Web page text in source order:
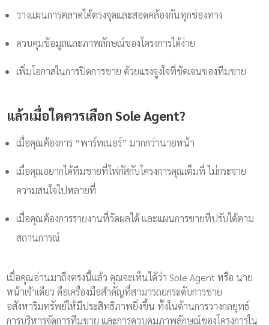
วางแผนการตลาดได้ตรงจุดและสอดคล้องกันทุกช่องทาง
ควบคุมข้อมูลและภาพลักษณ์ของโครงการได้ง่าย
เพิ่มโอกาสในการปิดการขาย ด้วยแรงจูงใจที่ชัดเจนของทีมขาย
แล้วเมื่อใดควรเลือก Sole Agent?
เมื่อคุณต้องการ “พาร์ทเนอร์” มากกว่านายหน้า
เมื่อคุณอยากได้ทีมขายที่โฟกัสกับโครงการคุณเต็มที่ ไม่กระจาย
ความสนใจไปหลายที่
เมื่อคุณต้องการรายงานที่วัดผลได้ และแผนการขายที่ปรับได้ตาม
สถานการณ์
เมื่อคุณอ่านมาถึงตรงนี้แล้ว คุณจะเห็นได้ว่า Sole Agent หรือ นาย
หน้าเจ้าเดียว คือเครื่องมือสำคัญที่สามารถยกระดับการขาย
อสังหาริมทรัพย์ให้มีประสิทธิภาพยิ่งขึ้น ทั้งในด้านการวางกลยุทธ์
การบริหารจัดการทีมขาย และการควบคุมภาพลักษณ์ของโครงการใน